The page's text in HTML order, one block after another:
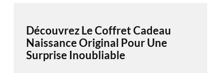
Découvrez Le Coffret Cadeau
Naissance Original Pour Une
Surprise Inoubliable